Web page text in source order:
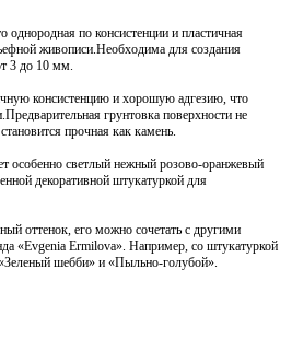
по консистенции и пластичная
живописи.Необходима для создания
3 до 10 мм.
консистенцию и хорошую адгезию, что
грунтовка поверхности не
прочная как камень.
особенно светлый нежный розово-оранжевый
декоративной штукатуркой для
оттенок, его можно сочетать с другими
«Evgenia Ermilova». Например, со штукатуркой
шебби» и «Пыльно-голубой».